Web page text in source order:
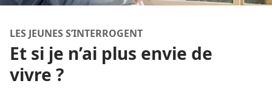
LES JEUNES S’INTERROGENT
Et si je n’ai plus envie de
vivre ?